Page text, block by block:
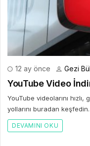
12 ay önce Gezi
YouTube Video
YouTube videolarını
yollarını buradan keşfedin.
DEVAMINI OKU